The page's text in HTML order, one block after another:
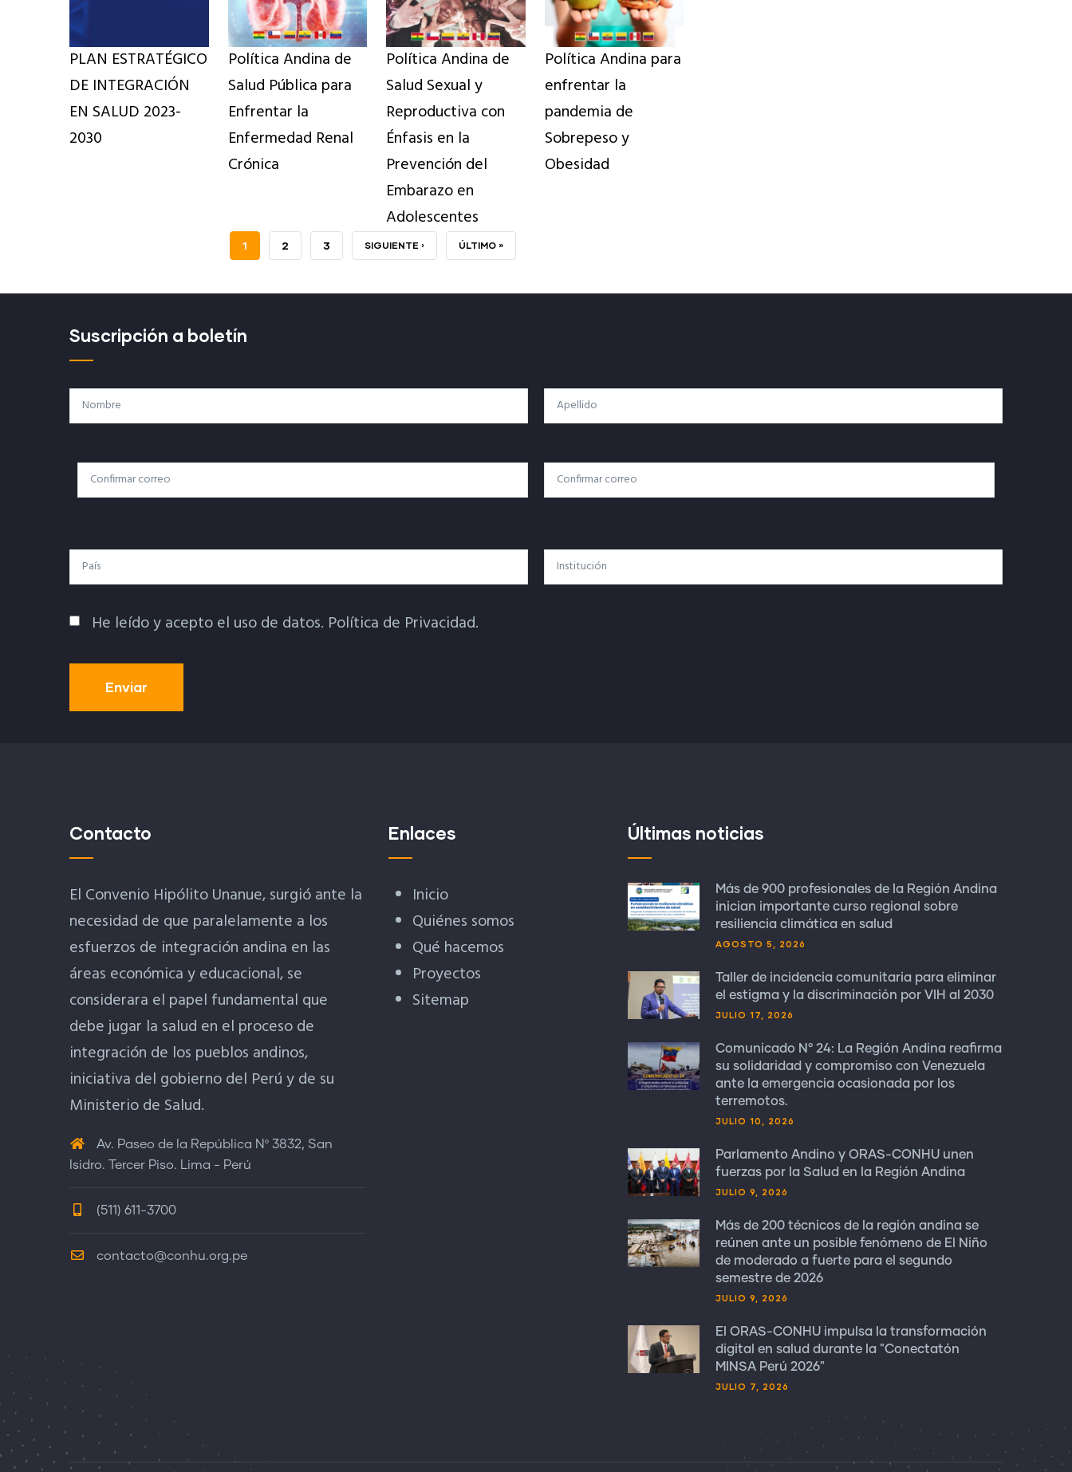
PLAN ESTRATÉGICO
DE INTEGRACIÓN
EN SALUD 2023-
2030
Política Andina de
Salud Pública para
Enfrentar la
Enfermedad Renal
Crónica
Política Andina de
Salud Sexual y
Reproductiva con
Énfasis en la
Prevención del
Embarazo en
Adolescentes
Política Andina para
enfrentar la
pandemia de
Sobrepeso y
Obesidad
PÁGINA
1 PAGE
2 PAGE
3 SIGUIENTE
SIGUIENTE › ÚLTIMA
ÚLTIMO »
Suscripción a boletín
Nombre Apellido
Correo
Electrónico
Correo Electrónico Confirmar Correo
País Institución
Política De Privacidad
He leído y acepto el uso de datos. Política de Privacidad.
Contacto
El Convenio Hipólito Unanue, surgió ante la
necesidad de que paralelamente a los
esfuerzos de integración andina en las
áreas económica y educacional, se
considerara el papel fundamental que
debe jugar la salud en el proceso de
integración de los pueblos andinos,
iniciativa del gobierno del Perú y de su
Ministerio de Salud.
Av. Paseo de la República Nº 3832, San
Isidro. Tercer Piso. Lima - Perú
(511) 611-3700
contacto@conhu.org.pe
Enlaces
Inicio
Quiénes somos
Qué hacemos
Proyectos
Sitemap
Últimas noticias
Más de 900 profesionales de la Región Andina
inician importante curso regional sobre
resiliencia climática en salud
AGOSTO 5, 2026
Taller de incidencia comunitaria para eliminar
el estigma y la discriminación por VIH al 2030
JULIO 17, 2026
Comunicado N° 24: La Región Andina reafirma
su solidaridad y compromiso con Venezuela
ante la emergencia ocasionada por los
terremotos.
JULIO 10, 2026
Parlamento Andino y ORAS-CONHU unen
fuerzas por la Salud en la Región Andina
JULIO 9, 2026
Más de 200 técnicos de la región andina se
reúnen ante un posible fenómeno de El Niño
de moderado a fuerte para el segundo
semestre de 2026
JULIO 9, 2026
El ORAS-CONHU impulsa la transformación
digital en salud durante la "Conectatón
MINSA Perú 2026"
JULIO 7, 2026